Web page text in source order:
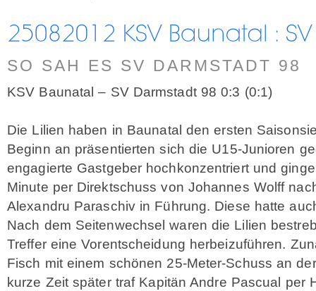
SO SAH ES SV DARMSTADT 98
KSV Baunatal – SV Darmstadt 98 0:3 (0:1)
Die Lilien haben in Baunatal den ersten
Beginn an präsentierten sich die U15-Junioren
engagierte Gastgeber hochkonzentriert und
Minute per Direktschuss von Johannes Wolff
Alexandru Paraschiv in Führung. Diese hatte
Nach dem Seitenwechsel waren die Lilien
Treffer eine Vorentscheidung herbeizuführen.
Fisch mit einem schönen 25-Meter-Schuss an
kurze Zeit später traf Kapitän Andre Pascual per